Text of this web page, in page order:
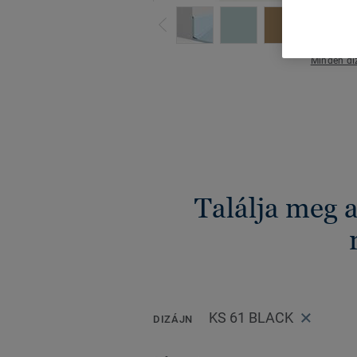
Minden
Találja meg
DIZÁJN KS 61 BLACK